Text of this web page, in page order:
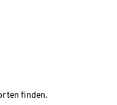
finden.